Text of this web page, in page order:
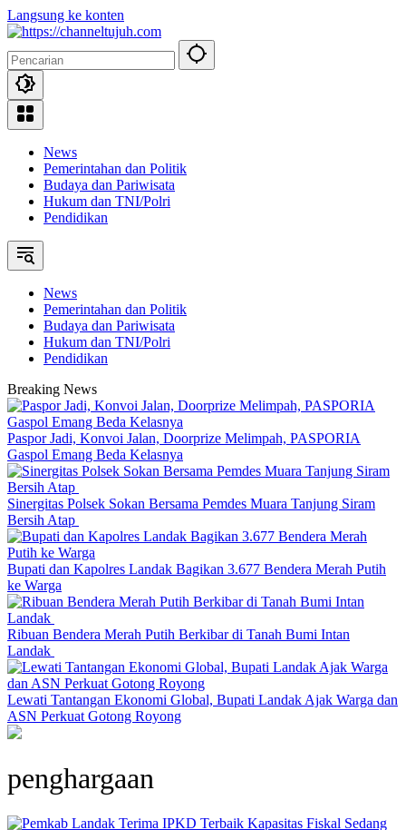
Langsung ke konten
News
Pemerintahan dan Politik
Budaya dan Pariwisata
Hukum dan TNI/Polri
Pendidikan
News
Pemerintahan dan Politik
Budaya dan Pariwisata
Hukum dan TNI/Polri
Pendidikan
Breaking News
Paspor Jadi, Konvoi Jalan, Doorprize Melimpah, PASPORIA
Gaspol Emang Beda Kelasnya
Sinergitas Polsek Sokan Bersama Pemdes Muara Tanjung Siram
Bersih Atap
Bupati dan Kapolres Landak Bagikan 3.677 Bendera Merah Putih
ke Warga
Ribuan Bendera Merah Putih Berkibar di Tanah Bumi Intan
Landak
Lewati Tantangan Ekonomi Global, Bupati Landak Ajak Warga dan
ASN Perkuat Gotong Royong
penghargaan